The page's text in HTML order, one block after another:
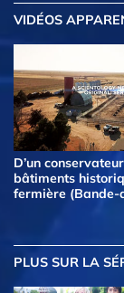
VIDÉOS
D’un
bâtiments
fermière (Bande-
PLUS SUR LA